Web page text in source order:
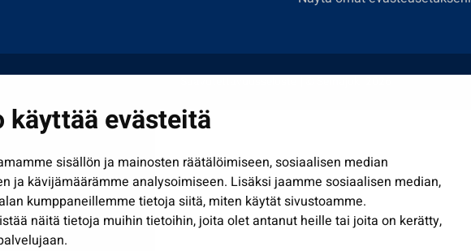
käyttää evästeitä
sisällön ja mainosten räätälöimiseen, sosiaalisen median
ja kävijämäärämme analysoimiseen. Lisäksi jaamme sosiaalisen median,
kumppaneillemme tietoja siitä, miten käytät sivustoamme.
näitä tietoja muihin tietoihin, joita olet antanut heille tai joita on kerätty,